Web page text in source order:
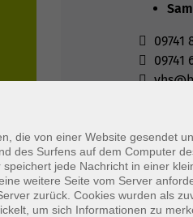
09741
09741
Hier
die von einer Website gesendet
des Surfens auf dem Computer
jede Nachricht in einer
weitere Seite vom Server
zurück. Cookies wurden als
um sich Informationen zu